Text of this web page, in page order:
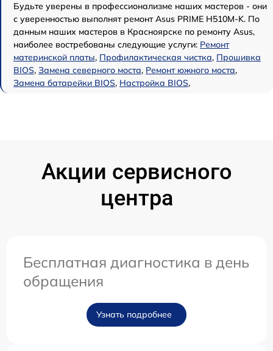
Будьте уверены в профессионализме наших мастеров - они
с уверенностью выполнят ремонт Asus PRIME H510M-K. По
данным наших мастеров в Красноярске по ремонту Asus,
наиболее востребованы следующие услуги: Ремонт
материнской платы, Профилактическая чистка, Прошивка
BIOS, Замена северного моста, Ремонт южного моста,
Замена батарейки BIOS, Настройка BIOS,
Акции сервисного
центра
Бесплатная диагностика в день
обращения
Узнать подробнее